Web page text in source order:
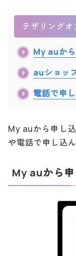
テザリング
My auか
auショッ
電話で申
My auから申し
や電話で申し込
My auから